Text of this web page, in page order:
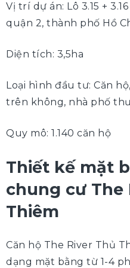
Vị trí dự án: Lô 3.15 +
quận 2, thành phố Hồ
Diện tích: 3,5ha
Loại hình đầu tư: Căn
trên không, nhà phố
Quy mô: 1.140 căn hộ
Thiết kế mặt
chung cư The
Thiêm
Căn hộ The River Thủ
dạng mặt bằng từ 1-4